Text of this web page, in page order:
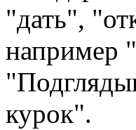
"дать",
например
курок".